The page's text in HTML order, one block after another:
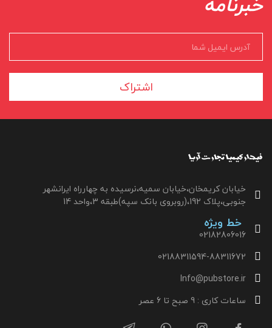
اشتراک
خیابان کریمخان،خیابان سمیه،نرسیده به چهارراه ایرانشهر
جنوبی،پلاک 192،(روبروی بانک سپه)طبقه 3،واحد 14
خط ویژه
02182806016
02188311594-88311672
Info@pubstore.ir
ساعات کاری : 9 صبح تا 6 عصر